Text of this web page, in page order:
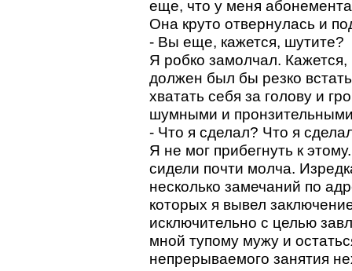
еще, что у меня абонемента
Она круто отвернулась и
- Вы еще, кажется, шутите?
Я робко замолчал.
должен был бы резко
хватать себя за голову и
шумными и
- Что я сделал? Что я
Я не мог прибегнуть к
сидели почти молча.
несколько замечаний по
которых я вывел
исключительно с целью
мной тупому мужу и
непрерываемого занятия